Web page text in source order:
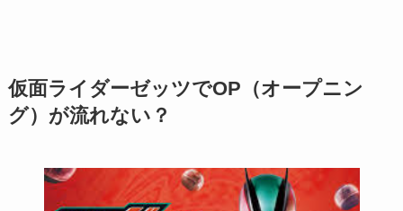
仮面ライダーゼッツでOP（オープニン
グ）が流れない？